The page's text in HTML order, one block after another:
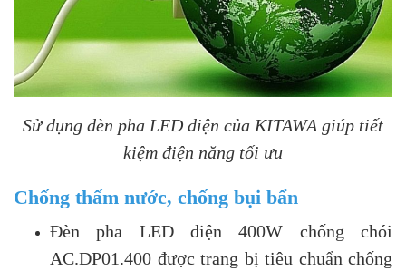
Sử dụng đèn pha LED điện của KITAWA giúp tiết
kiệm điện năng tối ưu
Chống thấm nước, chống bụi bẩn
Đèn pha LED điện 400W chống chói
AC.DP01.400 được trang bị tiêu chuẩn chống